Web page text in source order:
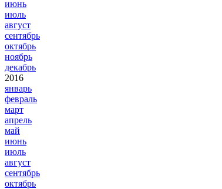
июнь
июль
август
сентябрь
октябрь
ноябрь
декабрь
2016
январь
февраль
март
апрель
май
июнь
июль
август
сентябрь
октябрь